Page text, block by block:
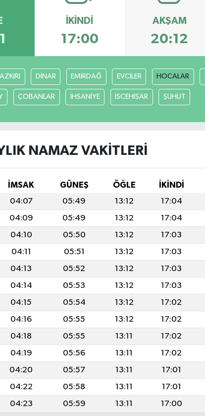
İKINDI
17:00
AKŞAM
20:12
DİNAR EMİRDAĞ EVCİLER HOCALAR
ÇOBANLAR İHSANİYE İSCEHİSAR ŞUHUT
NAMAZ VAKITLERI
İMSAK GÜNEŞ ÖĞLE İKINDI
04:07 05:49 13:12 17:04
04:09 05:49 13:12 17:04
04:10 05:50 13:12 17:03
04:11 05:51 13:12 17:03
04:13 05:52 13:12 17:03
04:14 05:53 13:12 17:03
04:15 05:54 13:12 17:02
04:16 05:55 13:12 17:02
04:18 05:55 13:11 17:02
04:19 05:56 13:11 17:02
04:20 05:57 13:11 17:01
04:22 05:58 13:11 17:01
04:23 05:59 13:11 17:00